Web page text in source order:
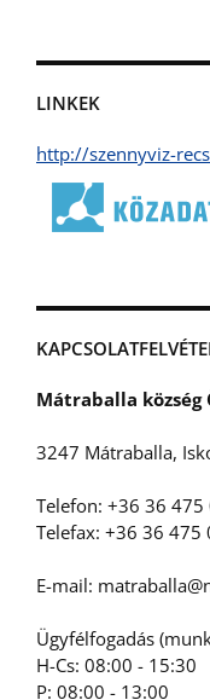
LINKEK
http://szennyviz-
Mátraballa
3247 Mátraballa,
Telefon: +36 36 475
Telefax: +36 36 475
E-mail:
Ügyfélfogadás
H-Cs: 08:00 - 15:30
P: 08:00 - 13:00